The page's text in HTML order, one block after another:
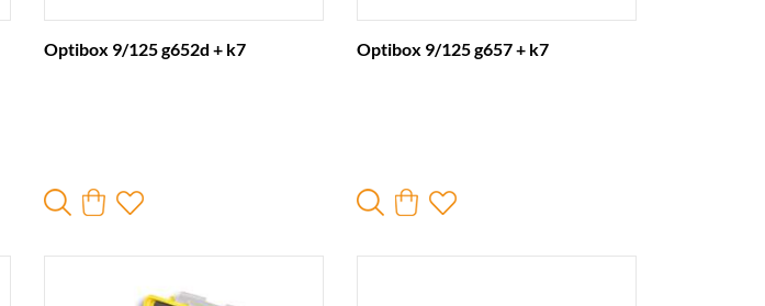
Optibox 9/125 g652d + k7 Optibox 9/125 g657 + k7